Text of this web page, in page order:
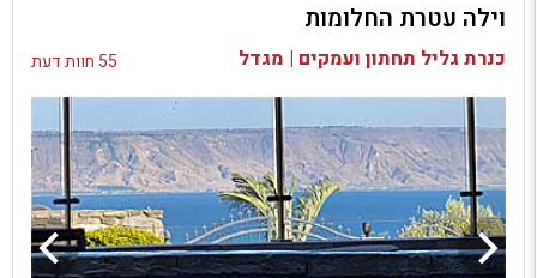
בדיקת זמינות ומחירים
וילה עטרת החלומות
כנרת גליל תחתון ועמקים | מגדל 55 חוות דעת